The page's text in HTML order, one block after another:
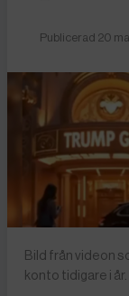
Publicerad 20
Bild från videon
konto tidigare i år.